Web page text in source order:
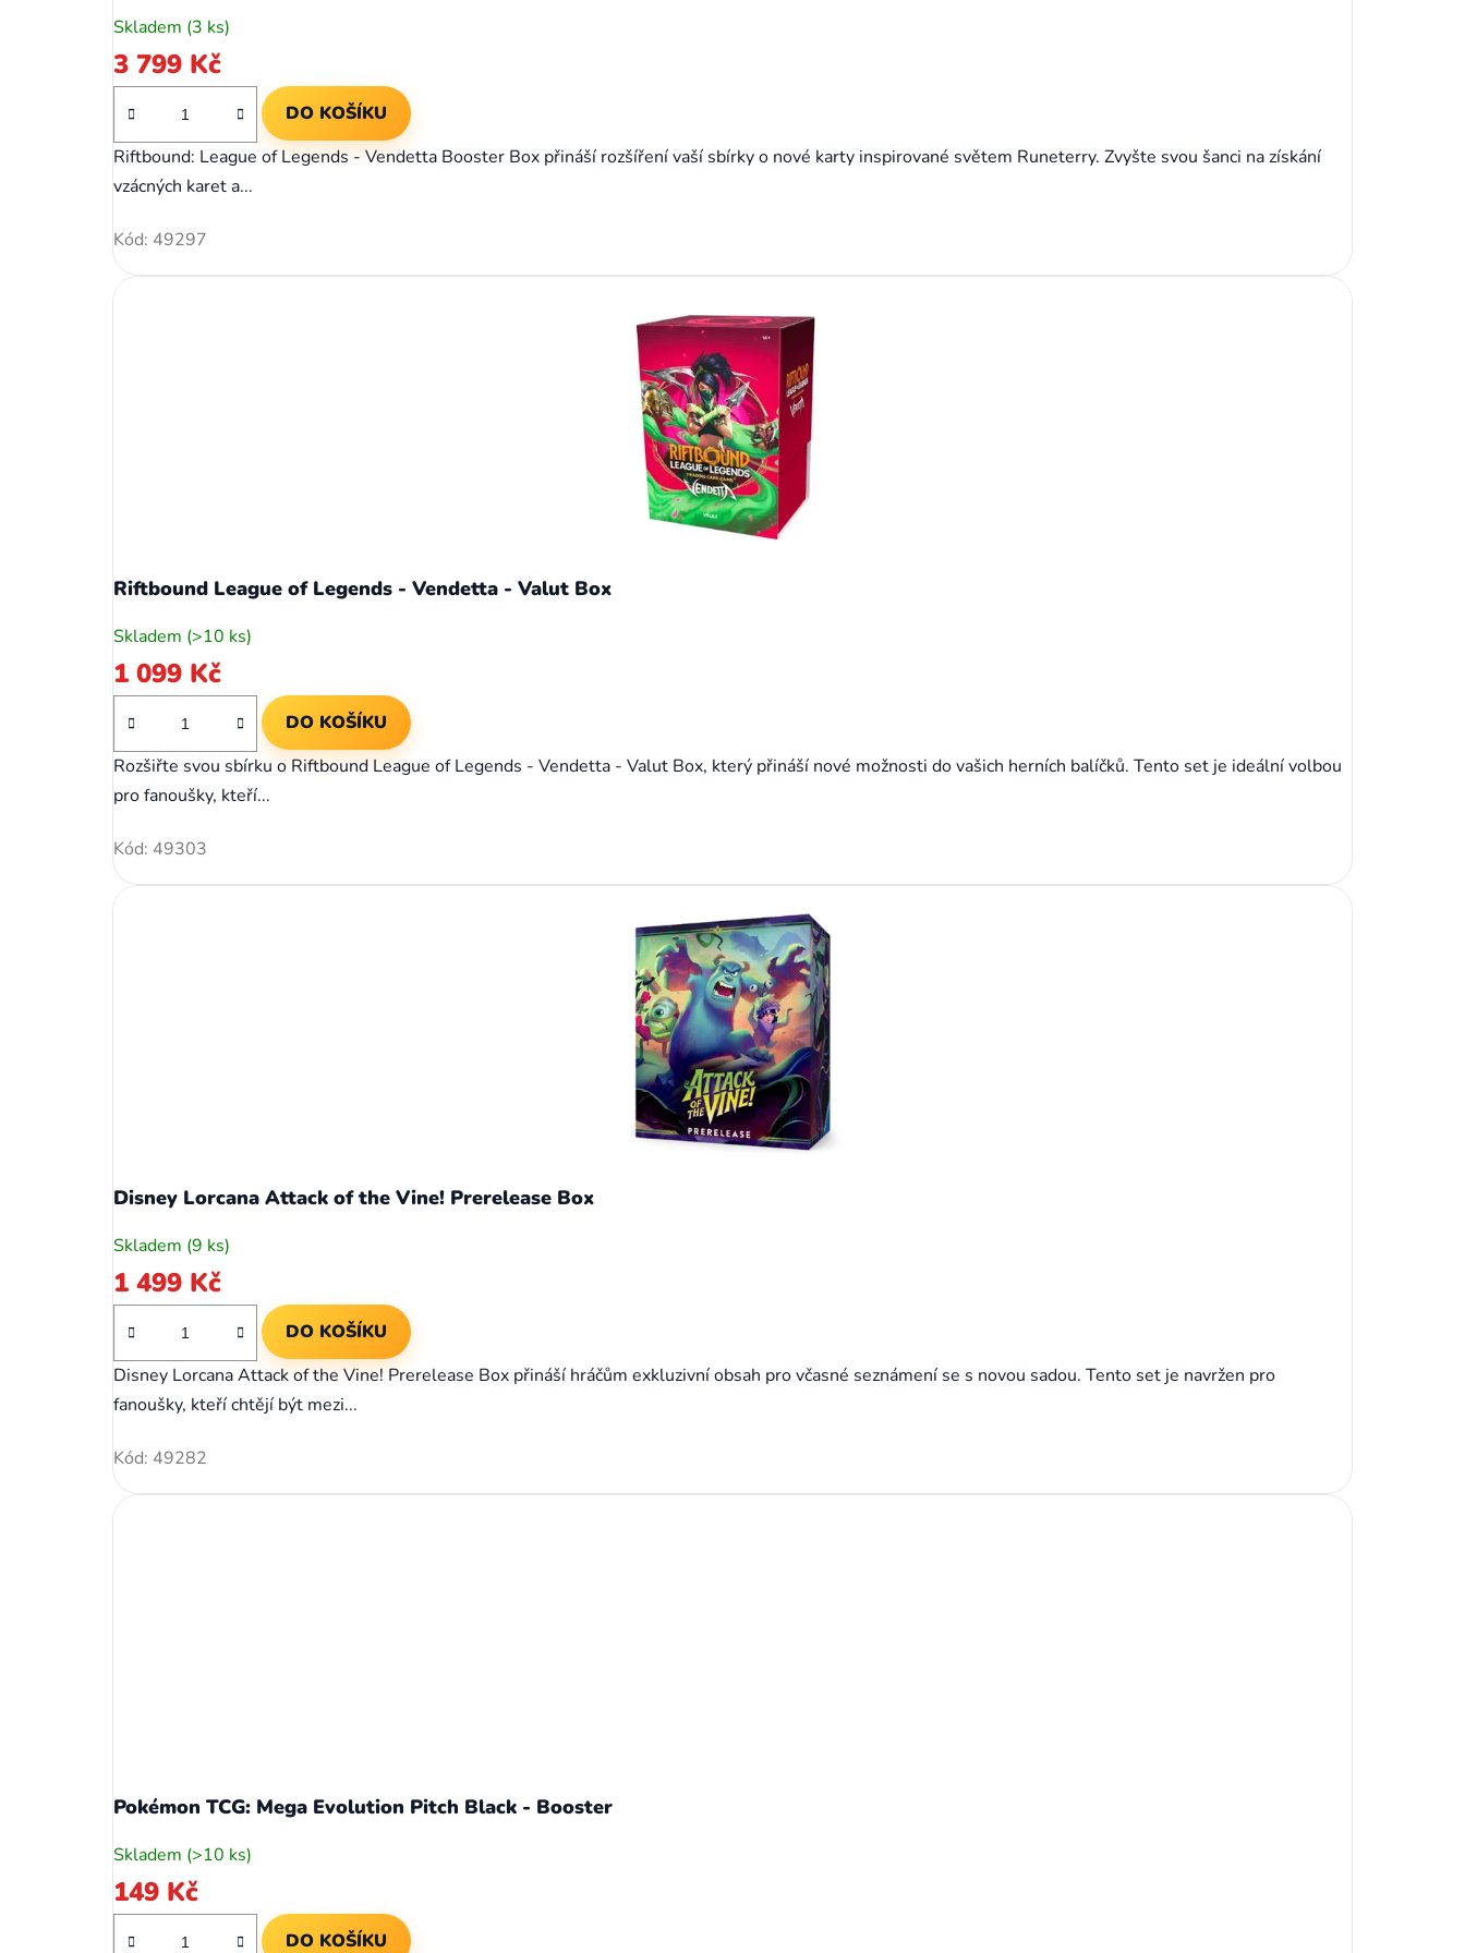
Skladem (3 ks)
3 799 Kč
DO KOŠÍKU
Riftbound: League of Legends - Vendetta Booster Box přináší rozšíření vaší sbírky o nové karty inspirované světem Runeterry. Zvyšte svou šanci na získání
vzácných karet a...
Kód: 49297
Riftbound League of Legends - Vendetta - Valut Box
Skladem (>10 ks)
1 099 Kč
DO KOŠÍKU
Rozšiřte svou sbírku o Riftbound League of Legends - Vendetta - Valut Box, který přináší nové možnosti do vašich herních balíčků. Tento set je ideální volbou
pro fanoušky, kteří...
Kód: 49303
Disney Lorcana Attack of the Vine! Prerelease Box
Skladem (9 ks)
1 499 Kč
DO KOŠÍKU
Disney Lorcana Attack of the Vine! Prerelease Box přináší hráčům exkluzivní obsah pro včasné seznámení se s novou sadou. Tento set je navržen pro
fanoušky, kteří chtějí být mezi...
Kód: 49282
Pokémon TCG: Mega Evolution Pitch Black - Booster
Skladem (>10 ks)
149 Kč
DO KOŠÍKU